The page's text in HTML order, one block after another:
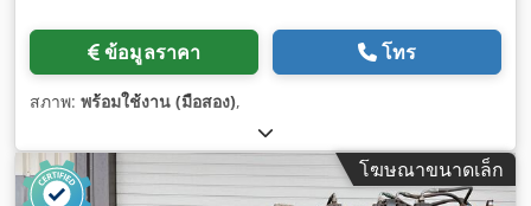
ข้อมูลราคา โทร
สภาพ: พร้อมใช้งาน (มือสอง),
โฆษณาขนาดเล็ก